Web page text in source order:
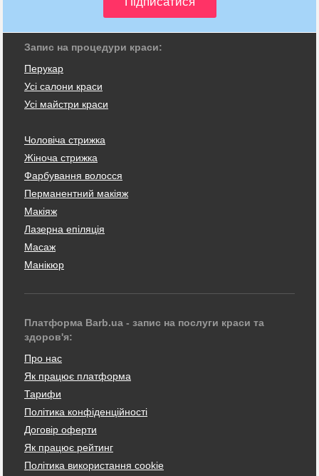
Запис на процедури краси:
Перукар
Усі салони краси
Усі майстри краси
Чоловіча стрижка
Жіноча стрижка
Фарбування волосся
Перманентний макіяж
Макіяж
Лазерна епіляція
Масаж
Манікюр
Платформа Barb.ua - запис на послуги краси та
здоров'я:
Про нас
Як працює платформа
Тарифи
Політика конфіденційності
Договір оферти
Як працює рейтинг
Політика використання cookie